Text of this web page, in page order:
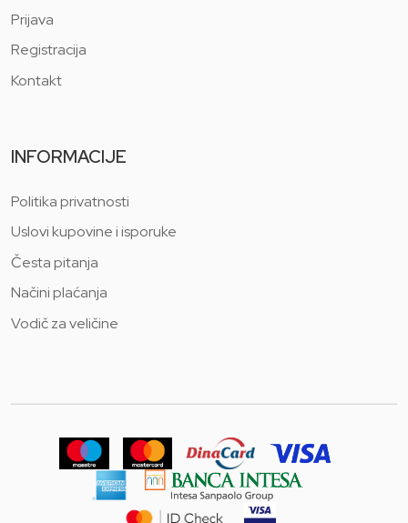
Prijava
Registracija
Kontakt
INFORMACIJE
Politika privatnosti
Uslovi kupovine i isporuke
Česta pitanja
Načini plaćanja
Vodič za veličine